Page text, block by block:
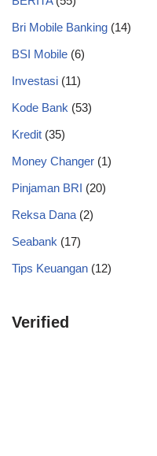
Bri Mobile Banking (14)
BSI Mobile (6)
Investasi (11)
Kode Bank (53)
Kredit (35)
Money Changer (1)
Pinjaman BRI (20)
Reksa Dana (2)
Seabank (17)
Tips Keuangan (12)
Verified